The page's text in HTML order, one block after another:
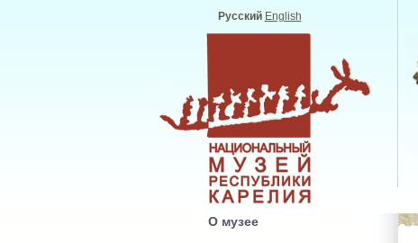
Русский English
О музее